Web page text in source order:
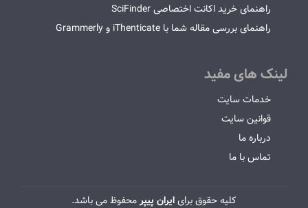
راهنمای خرید اکانت اختصاصی SciFinder
راهنمای بررسی مقاله شما با iThenticate و Grammerly
لینک های مفید
خدمات سایت
قوانین سایت
درباره ما
تماس با ما
کلیه حقوق برایایران پیپرمحفوظ می باشد.